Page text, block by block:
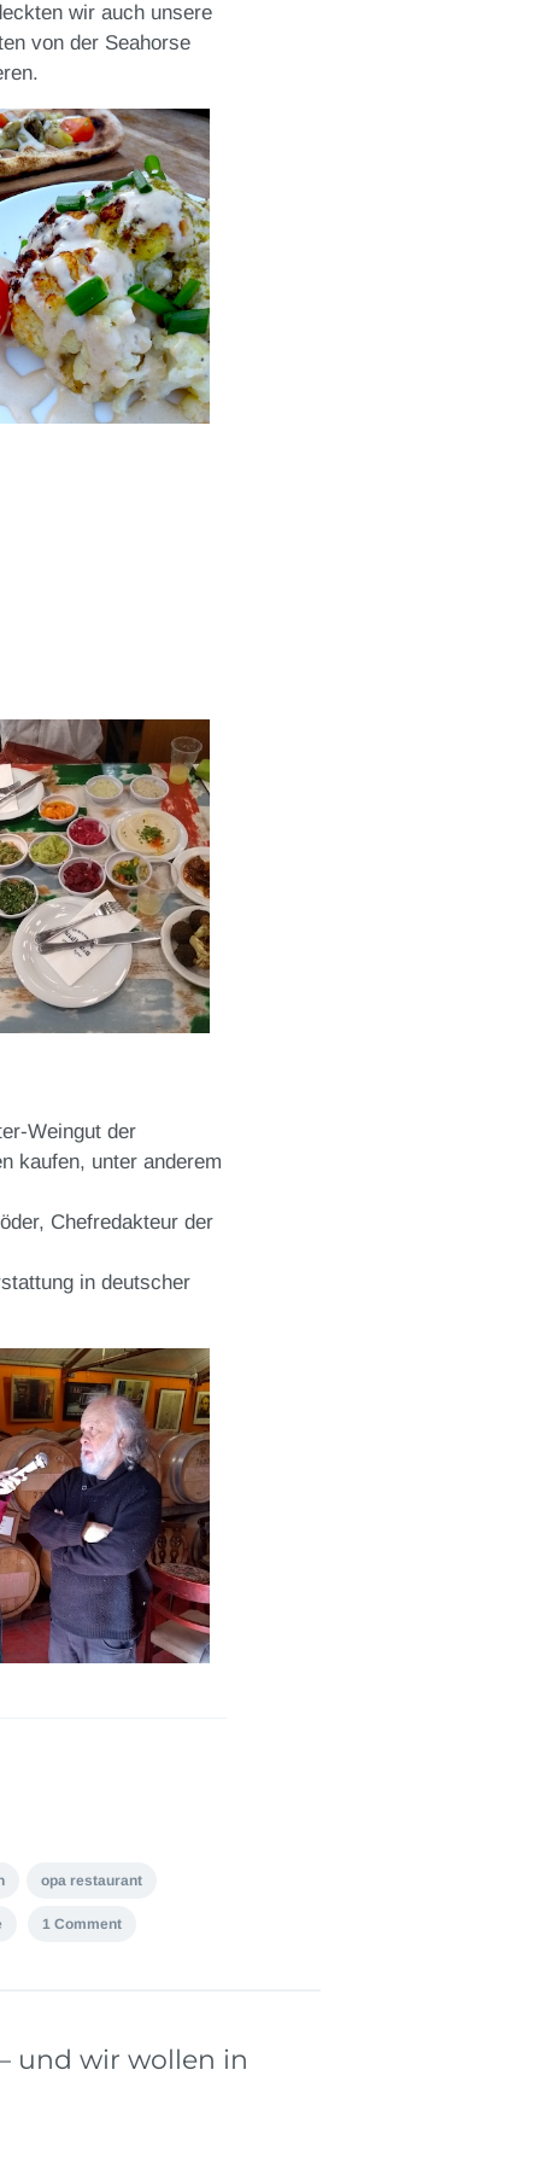
wir auch unsere
von der Seahorse
Weingut der
kaufen, unter anderem
Chefredakteur der
in deutscher
opa restaurant
1 Comment
und wir wollen in